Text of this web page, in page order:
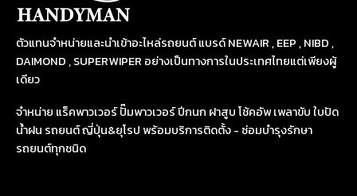
ตัวแทนจำหน่ายและนำเข้าอะไหล่รถยนต์ แบรด์ NEWAIR , EEP , NIBD ,
DAIMOND , SUPERWIPER อย่างเป็นทางการในประเทศไทยแต่เพียงผู้
เดียว
จำหน่าย แร็คพาวเวอร์ ปั๊มพาวเวอร์ ปีกนก ฝาสูบ โช้คอัพ เพลาขับ ใบปัด
น้ำฝน รถยนต์ ญี่ปุ่น&ยุโรป พร้อมบริการติดตั้ง - ซ่อมบำรุงรักษา
รถยนต์ทุกชนิด